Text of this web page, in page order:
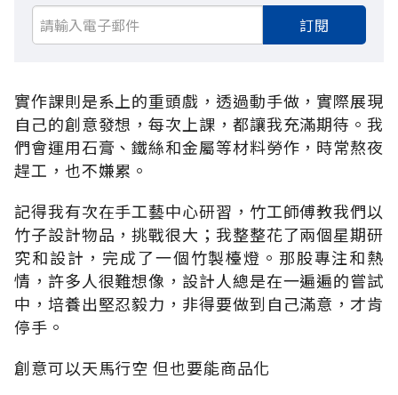
訂閱
實作課則是系上的重頭戲，透過動手做，實際展現
自己的創意發想，每次上課，都讓我充滿期待。我
們會運用石膏、鐵絲和金屬等材料勞作，時常熬夜
趕工，也不嫌累。
記得我有次在手工藝中心研習，竹工師傅教我們以
竹子設計物品，挑戰很大；我整整花了兩個星期研
究和設計，完成了一個竹製檯燈。那股專注和熱
情，許多人很難想像，設計人總是在一遍遍的嘗試
中，培養出堅忍毅力，非得要做到自己滿意，才肯
停手。
創意可以天馬行空 但也要能商品化